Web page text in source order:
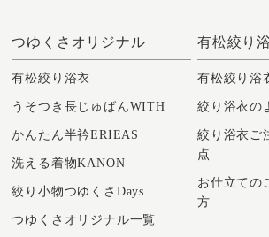
つゆくさオリジナル
有松絞り浴衣
うそつき長じゅばんWITH
かんたん半衿ERIEAS
洗える着物KANON
絞り小物つゆくさDays
つゆくさオリジナル一覧
有松絞り
有松絞り浴
絞り浴衣の
絞り浴衣ご
点
お仕立ての
方